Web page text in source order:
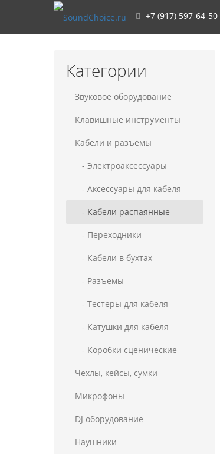
+7 (917) 597-64-50
Категории
Звуковое оборудование
Клавишные инструменты
Кабели и разъемы
- Электроаксессуары
- Аксессуары для кабеля
- Кабели распаянные
- Переходники
- Кабели в бухтах
- Разъемы
- Тестеры для кабеля
- Катушки для кабеля
- Коробки сценические
Чехлы, кейсы, сумки
Микрофоны
DJ оборудование
Наушники